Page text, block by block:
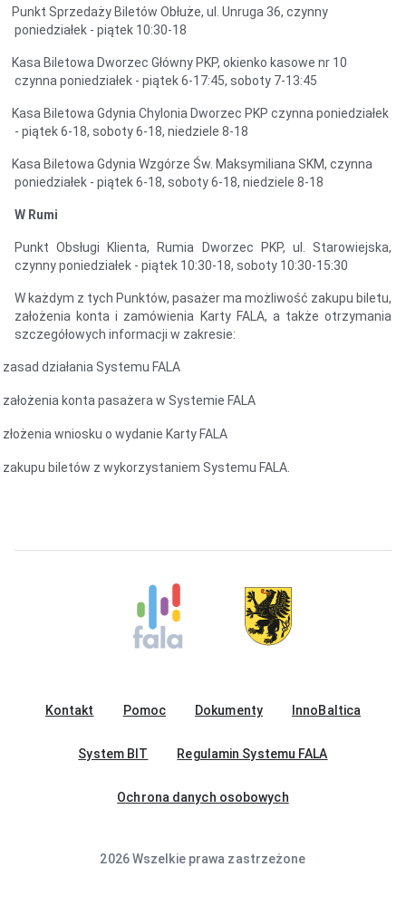
Sprzedaży Biletów Obłuże, ul. Unruga 36, czynny
poniedziałek - piątek 10:30-18
Biletowa Dworzec Główny PKP, okienko kasowe nr 10
czynna poniedziałek - piątek 6-17:45, soboty 7-13:45
Biletowa Gdynia Chylonia Dworzec PKP czynna poniedziałek
- piątek 6-18, soboty 6-18, niedziele 8-18
Biletowa Gdynia Wzgórze Św. Maksymiliana SKM, czynna
poniedziałek - piątek 6-18, soboty 6-18, niedziele 8-18
W Rumi
Punkt Obsługi Klienta, Rumia Dworzec PKP, ul. Starowiejska,
czynny poniedziałek - piątek 10:30-18, soboty 10:30-15:30
W każdym z tych Punktów, pasażer ma możliwość zakupu biletu,
założenia konta i zamówienia Karty FALA, a także otrzymania
szczegółowych informacji w zakresie:
zasad działania Systemu FALA
założenia konta pasażera w Systemie FALA
złożenia wniosku o wydanie Karty FALA
zakupu biletów z wykorzystaniem Systemu FALA.
Kontakt Pomoc Dokumenty InnoBaltica
System BIT Regulamin Systemu FALA
Ochrona danych osobowych
2026 Wszelkie prawa zastrzeżone